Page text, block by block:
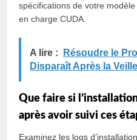
spécifications de votre
en charge CUDA.
A lire :
Résoudre le
Disparaît Après la
Que faire si
après avoir suivi ces
Examinez les logs